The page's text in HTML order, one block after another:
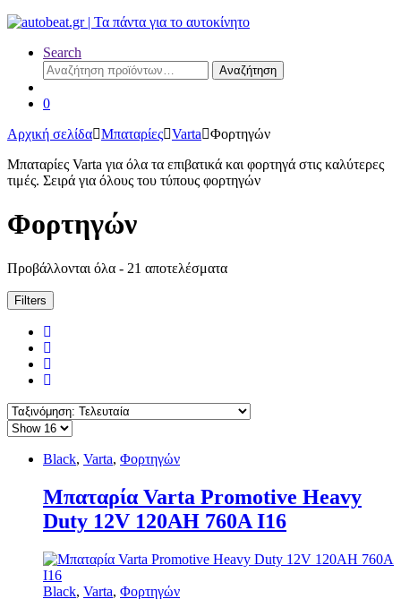
Search
Αναζήτηση
για:
Αναζήτηση
0
Αρχική σελίδα Μπαταρίες Varta
Φορτηγών
Μπαταρίες Varta για όλα τα επιβατικά και φορτηγά στις καλύτερες
τιμές. Σειρά για όλους του τύπους φορτηγών
Φορτηγών
Προβάλλονται όλα - 21 αποτελέσματαSorted
Filters
Black, Varta, Φορτηγών
Μπαταρία Varta Promotive Heavy
Duty 12V 120AH 760Α Ι16
Black, Varta, Φορτηγών